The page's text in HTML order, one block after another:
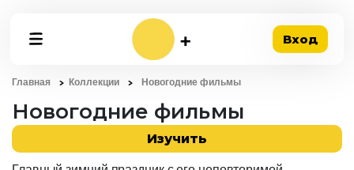
Вход
Главная Коллекции Новогодние фильмы
Новогодние фильмы
Изучить